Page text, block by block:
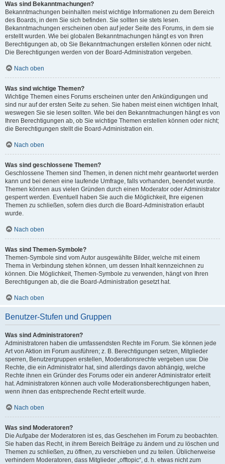
Was sind Bekanntmachungen?
Bekanntmachungen beinhalten meist wichtige Informationen zu dem Bereich
des Boards, in dem Sie sich befinden. Sie sollten sie stets lesen.
Bekanntmachungen erscheinen oben auf jeder Seite des Forums, in dem sie
erstellt wurden. Wie bei globalen Bekanntmachungen hängt es von Ihren
Berechtigungen ab, ob Sie Bekanntmachungen erstellen können oder nicht.
Die Berechtigungen werden von der Board-Administration vergeben.
Nach oben
Was sind wichtige Themen?
Wichtige Themen eines Forums erscheinen unter den Ankündigungen und
sind nur auf der ersten Seite zu sehen. Sie haben meist einen wichtigen Inhalt,
weswegen Sie sie lesen sollten. Wie bei den Bekanntmachungen hängt es von
Ihren Berechtigungen ab, ob Sie wichtige Themen erstellen können oder nicht;
die Berechtigungen stellt die Board-Administration ein.
Nach oben
Was sind geschlossene Themen?
Geschlossene Themen sind Themen, in denen nicht mehr geantwortet werden
kann und bei denen eine laufende Umfrage, falls vorhanden, beendet wurde.
Themen können aus vielen Gründen durch einen Moderator oder Administrator
gesperrt werden. Eventuell haben Sie auch die Möglichkeit, Ihre eigenen
Themen zu schließen, sofern dies durch die Board-Administration erlaubt
wurde.
Nach oben
Was sind Themen-Symbole?
Themen-Symbole sind vom Autor ausgewählte Bilder, welche mit einem
Thema in Verbindung stehen können, um dessen Inhalt kennzeichnen zu
können. Die Möglichkeit, Themen-Symbole zu verwenden, hängt von Ihren
Berechtigungen ab, die die Board-Administration gesetzt hat.
Nach oben
Benutzer-Stufen und Gruppen
Was sind Administratoren?
Administratoren haben die umfassendsten Rechte im Forum. Sie können jede
Art von Aktion im Forum ausführen; z. B. Berechtigungen setzen, Mitglieder
sperren, Benutzergruppen erstellen, Moderationsrechte vergeben usw. Die
Rechte, die ein Administrator hat, sind allerdings davon abhängig, welche
Rechte ihnen ein Gründer des Forums oder ein anderer Administrator erteilt
hat. Administratoren können auch volle Moderationsberechtigungen haben,
wenn ihnen das entsprechende Recht erteilt wurde.
Nach oben
Was sind Moderatoren?
Die Aufgabe der Moderatoren ist es, das Geschehen im Forum zu beobachten.
Sie haben das Recht, in ihrem Bereich Beiträge zu ändern und zu löschen und
Themen zu schließen, zu öffnen, zu verschieben und zu teilen. Üblicherweise
verhindern Moderatoren, dass Mitglieder „offtopic“, d. h. etwas nicht zum